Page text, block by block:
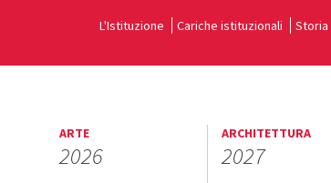
L'Istituzione Cariche istituzionali Storia
ARTE
2026
ARCHITETTURA
2027